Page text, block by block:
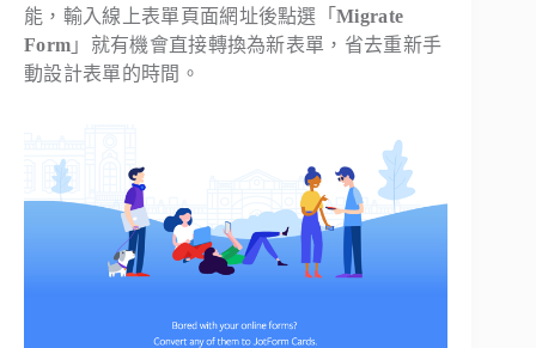
能，輸入線上表單頁面網址後點選「Migrate
Form 」就有機會直接轉換為新表單，省去重新手
動設計表單的時間。